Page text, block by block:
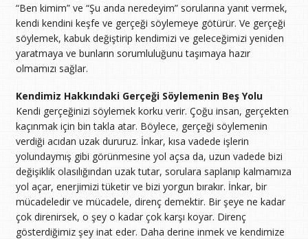
“Ben kimim” ve “Şu anda neredeyim” sorularına yanıt vermek,
kendi kendini keşfe ve gerçeği söylemeye götürür. Ve gerçeği
söylemek, kabuk değiştirip kendimizi ve geleceğimizi yeniden
yaratmaya ve bunların sorumluluğunu taşımaya hazır
olmamızı sağlar.
Kendimiz Hakkındaki Gerçeği Söylemenin Beş Yolu
Kendi gerçeğinizi söylemek korku verir. Çoğu insan, gerçekten
kaçınmak için bin takla atar. Böylece, gerçeği söylemenin
verdiği acıdan uzak dururuz. İnkar, kısa vadede işlerin
yolundaymış gibi görünmesine yol açsa da, uzun vadede bizi
değişiklik olasılığından uzak tutar, sorulara saplanıp kalmamıza
yol açar, enerjimizi tüketir ve bizi yorgun bırakır. İnkar, bir
mücadeledir ve mücadele, direnç demektir. Bir şeye ne kadar
çok direnirsek, o şey o kadar çok karşı koyar. Direnç
gösterdiğimiz şey inat eder. Daha derine inmek ve kendimize